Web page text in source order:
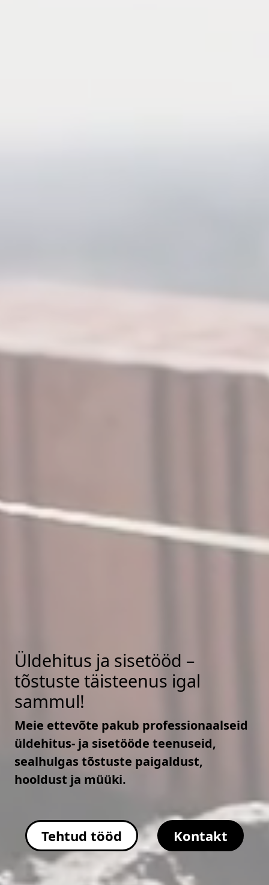
Üldehitus ja sisetööd –
tõstuste täisteenus igal
sammul!
Meie ettevõte pakub professionaalseid
üldehitus- ja sisetööde teenuseid,
sealhulgas tõstuste paigaldust,
hooldust ja müüki.
Tehtud tööd Kontakt